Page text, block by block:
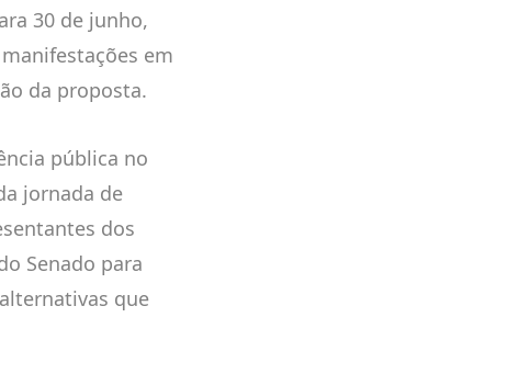
30 de junho,
em
da proposta.
pública no
jornada de
dos
Senado para
que